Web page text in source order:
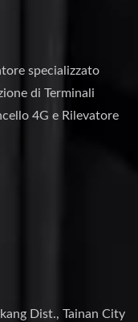
specializzato
di Terminali
4G e Rilevatore
Dist., Tainan City